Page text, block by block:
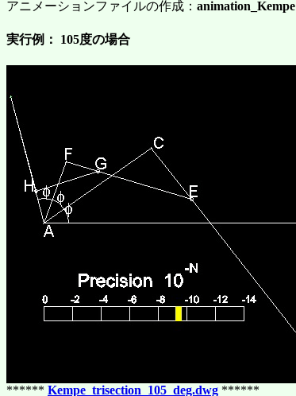
アニメーションファイルの作成： animation_Kempe
実行例： 105度の場合
****** Kempe_trisection_105_deg.dwg ******